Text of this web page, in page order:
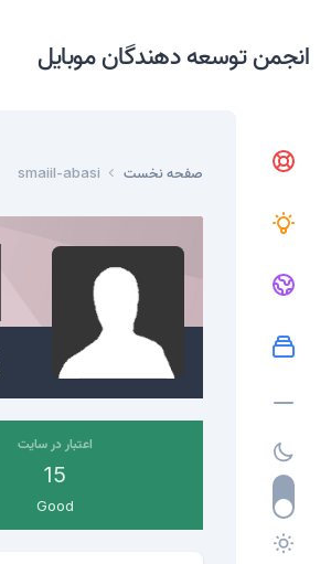
انجمن توسعه دهندگان موبایل
صفحه نخست smaiil-abasi
اعتبار در سایت
15
Good